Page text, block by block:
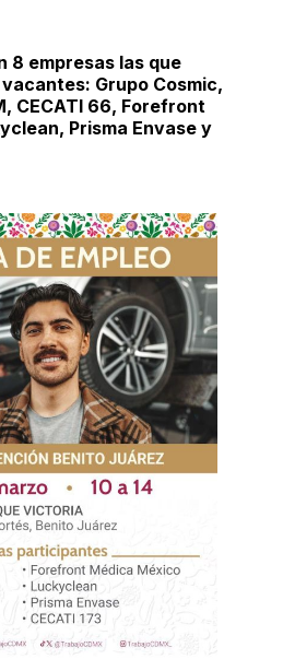
8 empresas las que
Grupo Cosmic,
CECATI 66, Forefront
Prisma Envase y